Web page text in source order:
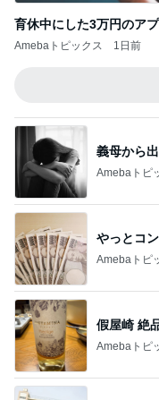
育休中にした3万円のア
Amebaトピックス 1日前
義母から
Amebaトピ
やっとコ
Amebaトピ
假屋崎 絶
Amebaトピ